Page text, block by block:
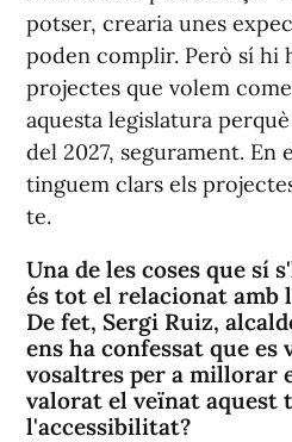
potser, crearia unes
poden complir. Però sí hi
projectes que volem
aquesta legislatura
del 2027, segurament. En
tinguem clars els
te.
Una de les coses que sí
és tot el relacionat amb
De fet, Sergi Ruiz,
ens ha confessat que es
vosaltres per a millorar
valorat el veïnat aquest
l'accessibilitat?